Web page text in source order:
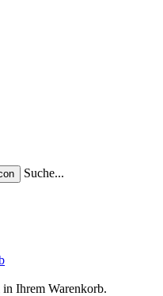
Suche...
Ihrem Warenkorb.